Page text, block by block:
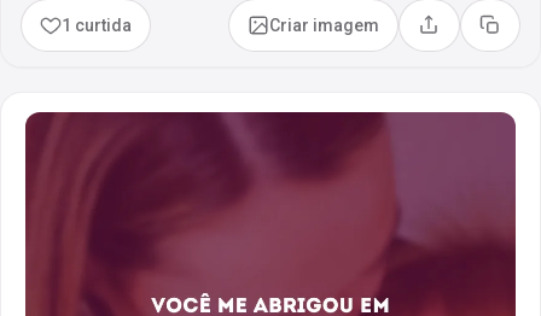
1 curtida Criar imagem Compartilhar
Copiar